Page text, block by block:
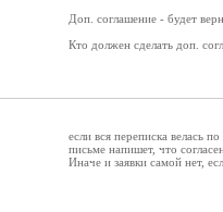
Доп. соглашение - будет
Кто должен сделать доп.
если вся переписка велась
письме напишет, что
Иначе и заявки самой нет,